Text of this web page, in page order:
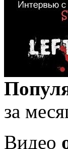
за
Видео